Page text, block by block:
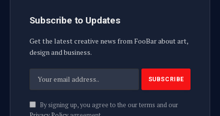
Subscribe to Updates
Get the latest creative news from FooBar about art,
design and business.
By signing up, you agree to the our terms and our